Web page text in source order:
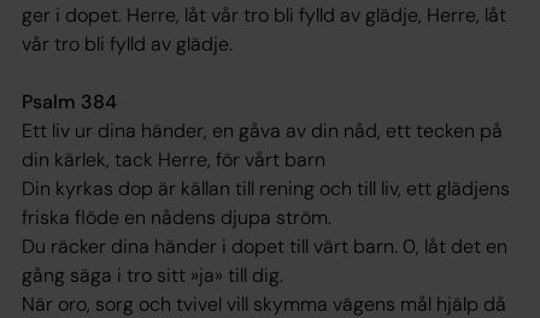
ger i dopet. Herre, låt vår tro bli fylld av glädje, Herre, låt
vår tro bli fylld av glädje.
Psalm 384
Ett liv ur dina händer, en gåva av din nåd, ett tecken på
din kärlek, tack Herre, för vårt barn
Din kyrkas dop är källan till rening och till liv, ett glädjens
friska flöde en nådens djupa ström.
Du räcker dina händer i dopet till värt barn. 0, låt det en
gång säga i tro sitt »ja» till dig.
När oro, sorg och tvivel vill skymma vägens mål hjälp då